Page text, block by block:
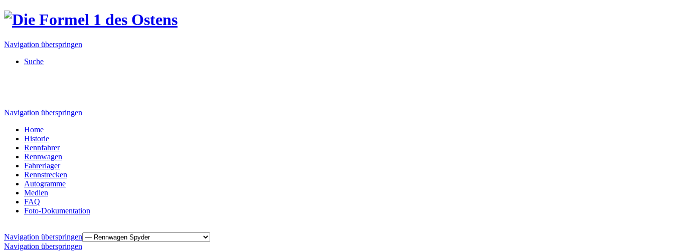
Navigation überspringen
Suche
Navigation überspringen
Home
Historie
Rennfahrer
Rennwagen
Fahrerlager
Rennstrecken
Autogramme
Medien
FAQ
Foto-Dokumentation
Navigation überspringen
Navigation überspringen